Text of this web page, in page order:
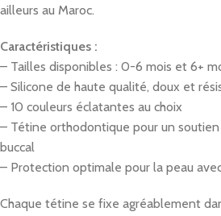
ailleurs au Maroc.
Caractéristiques :
– Tailles disponibles : 0-6 mois et 6+
– Silicone de haute qualité, doux et
– 10 couleurs éclatantes au choix
– Tétine orthodontique pour un
buccal
– Protection optimale pour la peau
Chaque tétine se fixe agréablement